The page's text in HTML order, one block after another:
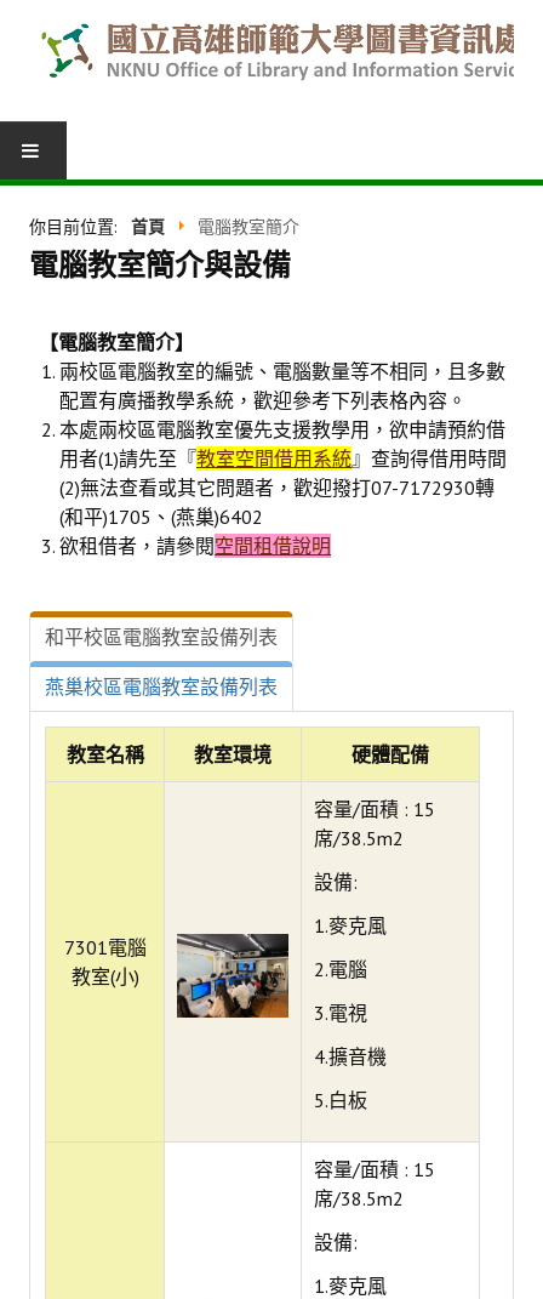
我的圖書館
圖書推薦
館際合作
表單下載
活動報名
資訊服務
VPN連線
校園網路
校園軟體
你目前位置: 首頁 電腦教室簡介
電腦教室簡介與設備
【電腦教室簡介】
兩校區電腦教室的編號、電腦數量等不相同，且多數
配置有廣播教學系統，歡迎參考下列表格內容。
本處兩校區電腦教室優先支援教學用，欲申請預約借
用者(1)請先至『教室空間借用系統』查詢得借用時間
(2)無法查看或其它問題者，歡迎撥打07-7172930轉
(和平)1705、(燕巢)6402
欲租借者，請參閱空間租借說明
和平校區電腦教室設備列表
燕巢校區電腦教室設備列表
教室名稱 教室環境 硬體配備
7301電腦
教室(小)
容量/面積 : 15
席/38.5m2
設備:
1.麥克風
2.電腦
3.電視
4.擴音機
5.白板
容量/面積 : 15
席/38.5m2
設備:
1.麥克風